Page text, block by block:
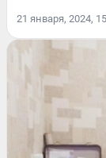
21 января, 2024,